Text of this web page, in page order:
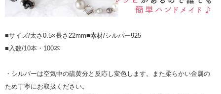
■サイズ/太さ0.5×長さ22mm■素材/シルバー925
■入数/10本・100本
・シルバーは空気中の硫黄分と反応し変色します。また柔らかい金属の
ため丁寧にお取扱ください。